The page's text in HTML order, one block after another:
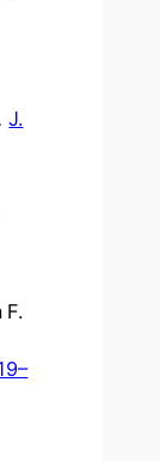
J.
F.